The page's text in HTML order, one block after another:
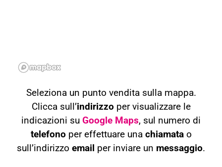
Seleziona un punto vendita sulla mappa.
Clicca sull’indirizzo per visualizzare le
indicazioni su Google Maps, sul numero di
telefono per effettuare una chiamatao
sull’indirizzo email per inviare un messaggio.